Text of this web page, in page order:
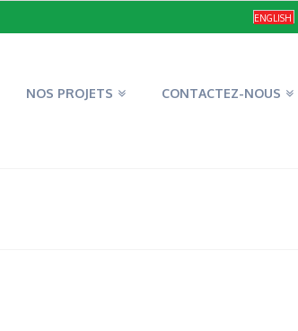
ENGLISH
NOS PROJETS CONTACTEZ-NOUS